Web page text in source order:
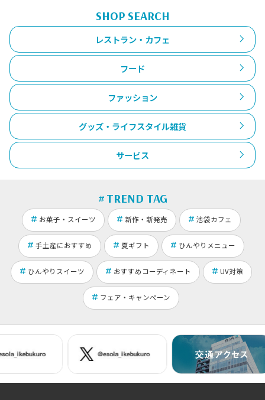
SHOP SEARCH
レストラン・カフェ
フード
ファッション
グッズ・ライフスタイル雑貨
サービス
TREND TAG
お菓子・スイーツ 新作・新発売 池袋カフェ
手土産におすすめ 夏ギフト ひんやりメニュー
ひんやりスイーツ おすすめコーディネート UV対策
フェア・キャンペーン